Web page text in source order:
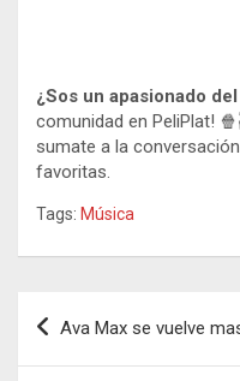
¿Sos un apasionado
comunidad en PeliPlat!
sumate a la
favoritas.
Tags: Música
Navegación
Ava Max se vuelve